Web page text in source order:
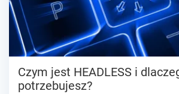
Czym jest HEADLESS i
potrzebujesz?